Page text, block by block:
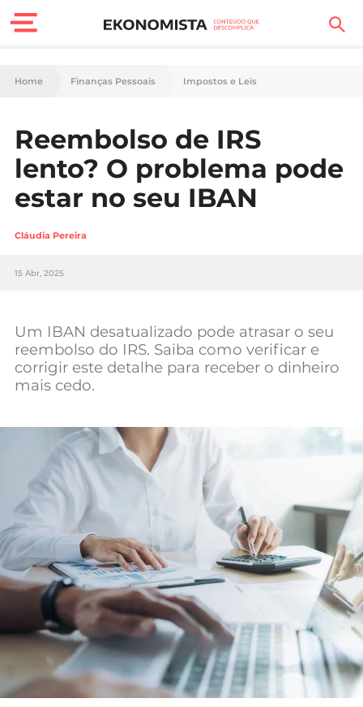
Finanças Pessoais
Carreira
Casa
Lifestyle
Sociedade
Negócios
Mundial 2026
Home Finanças Pessoais Impostos e Leis
Reembolso de IRS
lento? O problema pode
estar no seu IBAN
Cláudia Pereira
15 Abr, 2025
Um IBAN desatualizado pode atrasar o seu
reembolso do IRS. Saiba como verificar e
corrigir este detalhe para receber o dinheiro
mais cedo.